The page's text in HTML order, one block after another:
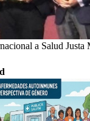
a Salud Justa